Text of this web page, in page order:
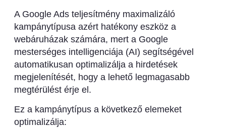
A Google Ads teljesítmény maximalizáló
kampánytípusa azért hatékony eszköz a
webáruházak számára, mert a Google
mesterséges intelligenciája (AI) segítségével
automatikusan optimalizálja a hirdetések
megjelenítését, hogy a lehető legmagasabb
megtérülést érje el.
Ez a kampánytípus a következő elemeket
optimalizálja: